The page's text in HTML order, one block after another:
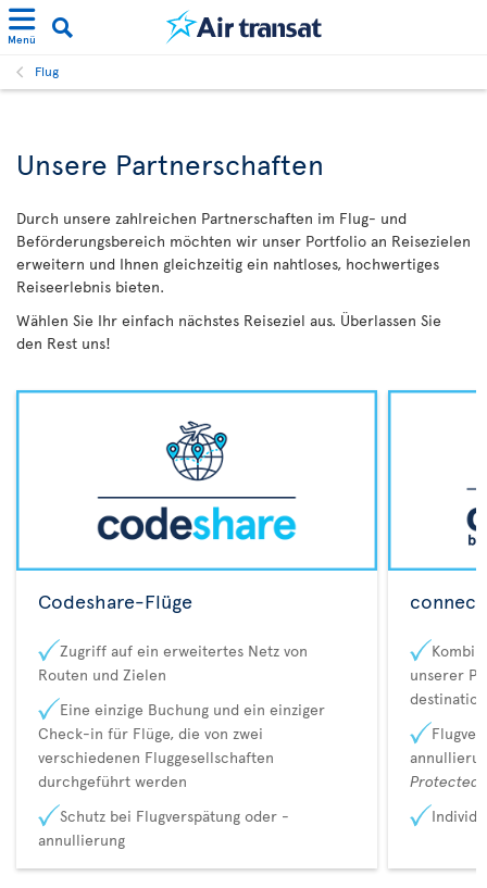
Menü
Flug
Unsere Partnerschaften
Durch unsere zahlreichen Partnerschaften im Flug- und
Beförderungsbereich möchten wir unser Portfolio an Reisezielen
erweitern und Ihnen gleichzeitig ein nahtloses, hochwertiges
Reiseerlebnis bieten.
Wählen Sie Ihr einfach nächstes Reiseziel aus. Überlassen Sie
den Rest uns!
Codeshare-Flüge
Zugriff auf ein erweitertes Netz von
Routen und Zielen
Eine einzige Buchung und ein einziger
Check-in für Flüge, die von zwei
verschiedenen Fluggesellschaften
durchgeführt werden
Schutz bei Flugverspätung oder -
annullierung
unserer
Protected